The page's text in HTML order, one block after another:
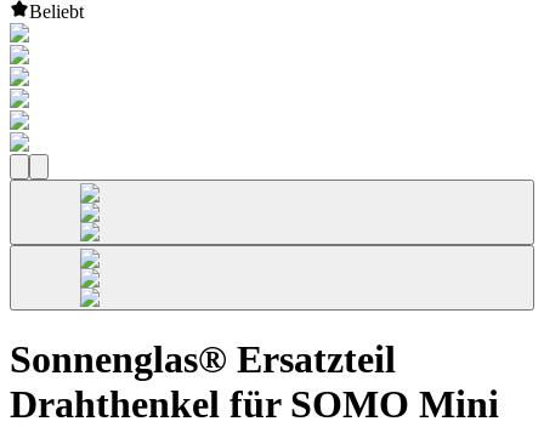
Beliebt
Sonnenglas® Ersatzteil
Drahthenkel für SOMO Mini